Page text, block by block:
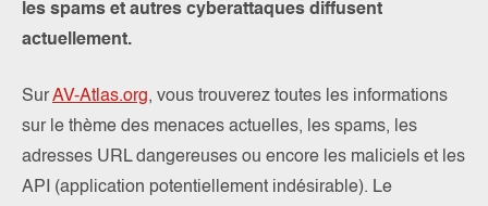
les spams et autres cyberattaques diffusent
actuellement.
SurAV-Atlas.org, vous trouverez toutes les informations
sur le thème des menaces actuelles, les spams, les
adresses URL dangereuses ou encore les maliciels et les
API (application potentiellement indésirable). Le